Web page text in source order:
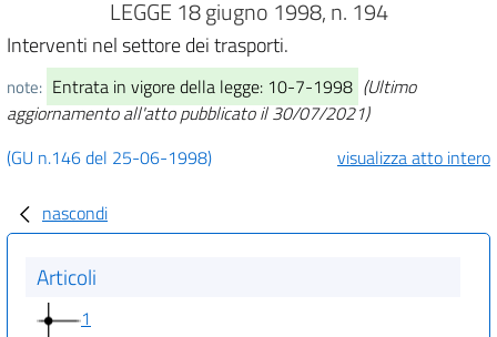
LEGGE 18 giugno 1998, n. 194
Interventi nel settore dei trasporti.
note: Entrata in vigore della legge: 10-7-1998 (Ultimo
aggiornamento all'atto pubblicato il 30/07/2021)
(GU n.146 del 25-06-1998)
visualizza atto intero
nascondi
Articoli
1